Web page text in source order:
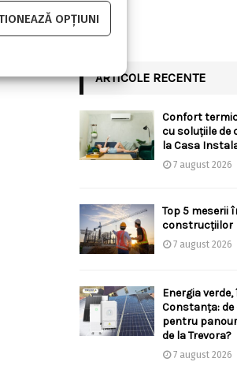
OPȚIUNI
ARTICOLE RECENTE
Confort
cu soluțiile de
la Casa
7 august 2026
Top 5 meserii
construcțiilor
7 august 2026
Energia
Constanța: de
pentru
de la Trevora?
7 august 2026